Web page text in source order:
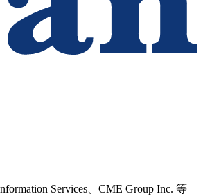
Services、CME Group Inc. 等